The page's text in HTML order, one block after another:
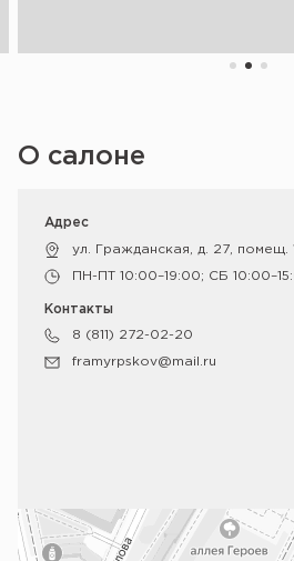
О салоне
Псков
Яндекс Карты
Адрес
ул. Гражданская, д. 27, помещ.
ПН-ПТ 10:00–19:00; СБ
Контакты
8 (811) 272-02-20
framyrpskov@mail.ru